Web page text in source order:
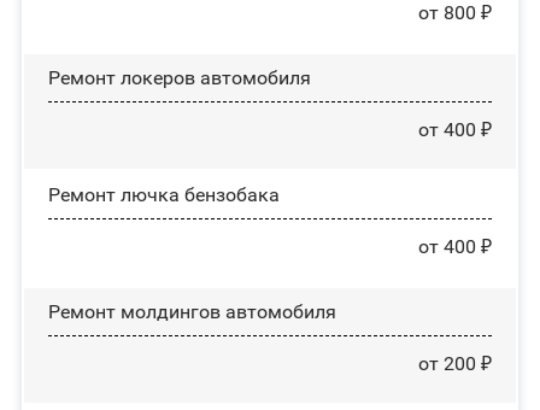
от 800 ₽
Ремонт лoĸepoв автомобиля
от 400 ₽
Ремонт лючка бензобака
от 400 ₽
Ремонт молдингов автомобиля
от 200 ₽